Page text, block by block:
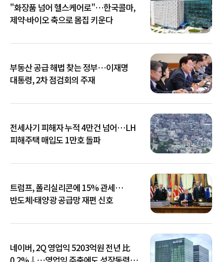
"화장품 넘어 헬스케어로"…한국콜마,
제약·바이오 축으로 몸집 키운다
부동산 공급 해법 찾는 정부…이재명
대통령, 2차 점검회의 주재
전세사기 피해자 누적 4만건 넘어…LH
피해주택 매입도 1만호 돌파
트럼프, 폴리실리콘에 15% 관세…
반도체·태양광 공급망 재편 신호
네이버, 2Q 영업익 5203억원 전년 比